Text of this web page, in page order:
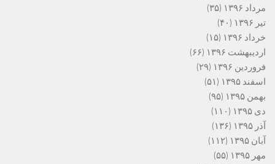
مرداد ۱۳۹۶
(۳۵)
تیر ۱۳۹۶
(۴۰)
خرداد ۱۳۹۶
(۱۵)
اردیبهشت ۱۳۹۶
(۶۶)
فروردین ۱۳۹۶
(۲۹)
اسفند ۱۳۹۵
(۵۱)
بهمن ۱۳۹۵
(۹۵)
دی ۱۳۹۵
(۱۱۰)
آذر ۱۳۹۵
(۱۳۶)
آبان ۱۳۹۵
(۱۱۲)
مهر ۱۳۹۵
(۵۵)